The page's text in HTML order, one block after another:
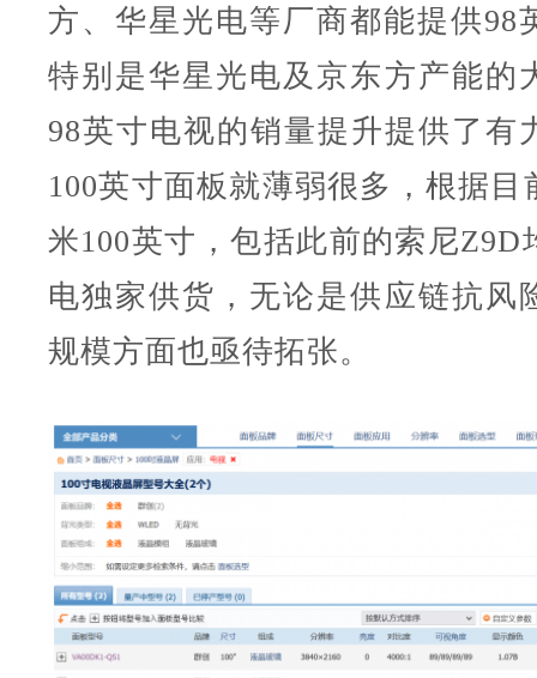
方、华星光电等厂商都能提供98
特别是华星光电及京东方产能的
98英寸电视的销量提升提供了有
100英寸面板就薄弱很多，根据目
米100英寸，包括此前的索尼Z9D
电独家供货，无论是供应链抗风
规模方面也亟待拓张。